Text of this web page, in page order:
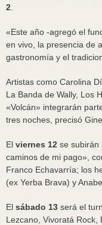
2
«Este año -agregó el
en vivo, la presencia de
gastronomía y el
Artistas como Carolina
La Banda de Wally, Los
«Volcán» integrarán
tres noches, precisó
El viernes 12 se subirán
caminos de mi pago»,
Franco Echavarría; los
(ex Yerba Brava) y
El sábado 13 será el
Lezcano, Vivoratá Rock,